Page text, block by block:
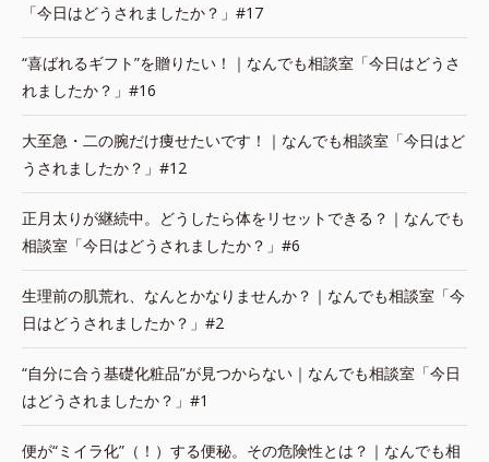
「今日はどうされましたか？」#17
“喜ばれるギフト”を贈りたい！｜なんでも相談室「今日はどうさ
れましたか？」#16
大至急・二の腕だけ痩せたいです！｜なんでも相談室「今日はど
うされましたか？」#12
正月太りが継続中。どうしたら体をリセットできる？｜なんでも
相談室「今日はどうされましたか？」#6
生理前の肌荒れ、なんとかなりませんか？｜なんでも相談室「今
日はどうされましたか？」#2
“自分に合う基礎化粧品”が見つからない｜なんでも相談室「今日
はどうされましたか？」#1
便が“ミイラ化”（！）する便秘。その危険性とは？｜なんでも相